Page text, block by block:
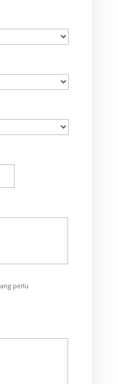
perlu